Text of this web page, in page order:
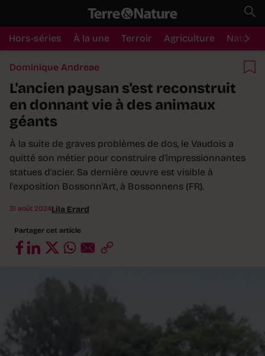
Hors-séries À la une Terroir Agriculture Nature
Dominique Andreae
L'ancien paysan s'est reconstruit
en donnant vie à des animaux
géants
À la suite de graves problèmes de dos, le Vaudois a
quitté son métier pour construire d'impressionnantes
statues d'acier. Sa dernière œuvre est visible à
l'exposition Bossonn'Art, à Bossonnens (FR).
31 août 2024Lila Erard
Partager cet article